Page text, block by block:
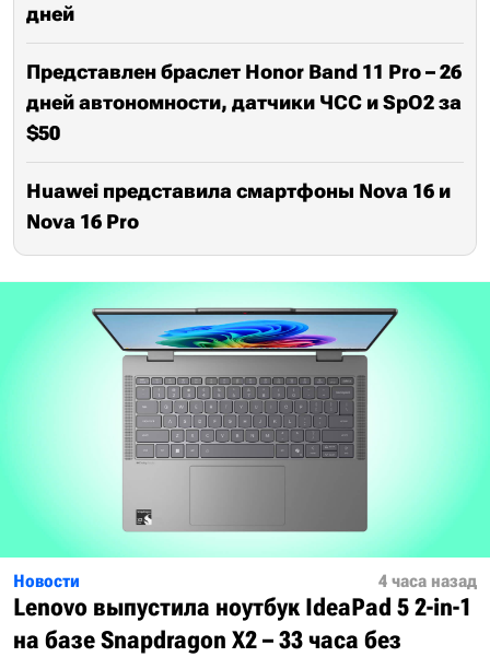
дней
Представлен браслет Honor Band 11 Pro – 26
дней автономности, датчики ЧСС и SpO2 за
$50
Huawei представила смартфоны Nova 16 и
Nova 16 Pro
Новости 4 часа назад
Lenovo выпустила ноутбук IdeaPad 5 2-in-1
на базе Snapdragon X2 – 33 часа без